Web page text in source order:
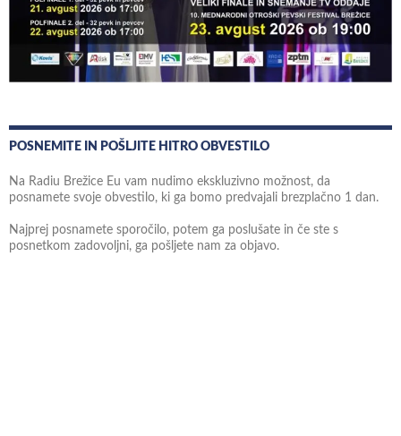
POSNEMITE IN POŠLJITE HITRO OBVESTILO
Na Radiu Brežice Eu vam nudimo ekskluzivno možnost, da
posnamete svoje obvestilo, ki ga bomo predvajali brezplačno 1 dan.
Najprej posnamete sporočilo, potem ga poslušate in če ste s
posnetkom zadovoljni, ga pošljete nam za objavo.